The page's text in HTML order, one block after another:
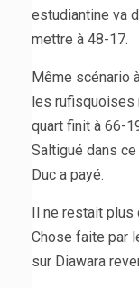
estudiantine va
mettre à 48-17.
Même scénario
les rufisquoises
quart finit à 66-
Saltigué dans
Duc a payé.
Il ne restait plus
Chose faite par
sur Diawara